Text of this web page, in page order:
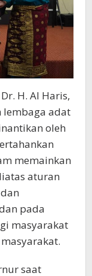
H. Al Haris,
lembaga adat
oleh
memainkan
aturan
pada
masyarakat
saat